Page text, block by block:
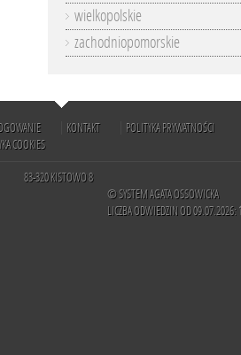
wielkopolskie
zachodniopomorskie
KONTAKT
POLITYKA PRYWATNOŚCI
COOKIES
83-320 KISTOWO 8
© SYSTEM AGATA OSSOWICKA
LICZBA ODWIEDZIN OD 09.07.2026: